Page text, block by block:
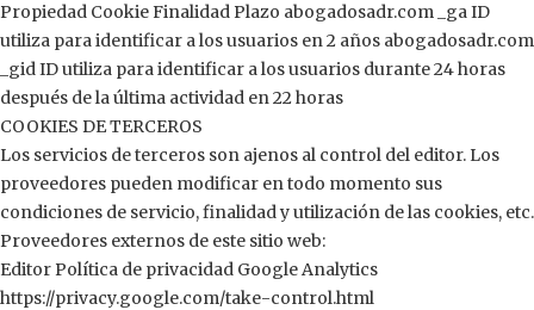
Propiedad Cookie Finalidad Plazo abogadosadr.com _ga ID
utiliza para identificar a los usuarios en 2 años abogadosadr.com
_gid ID utiliza para identificar a los usuarios durante 24 horas
después de la última actividad en 22 horas
COOKIES DE TERCEROS
Los servicios de terceros son ajenos al control del editor. Los
proveedores pueden modificar en todo momento sus
condiciones de servicio, finalidad y utilización de las cookies, etc.
Proveedores externos de este sitio web:
Editor Política de privacidad Google Analytics
https://privacy.google.com/take-control.html